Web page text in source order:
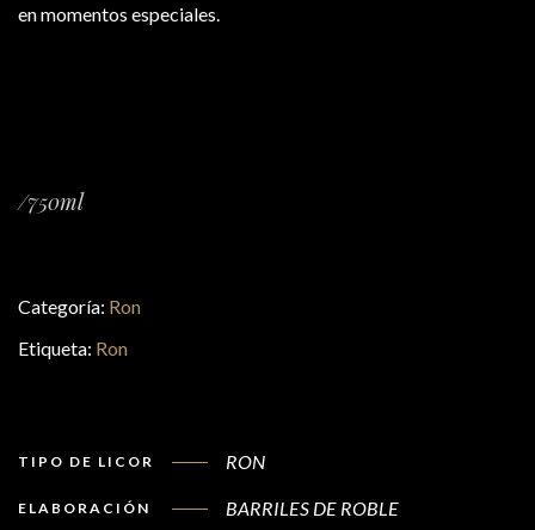
en momentos especiales.
/750ml
Categoría: Ron
Etiqueta: Ron
TIPO DE LICOR RON
ELABORACIÓN BARRILES DE ROBLE